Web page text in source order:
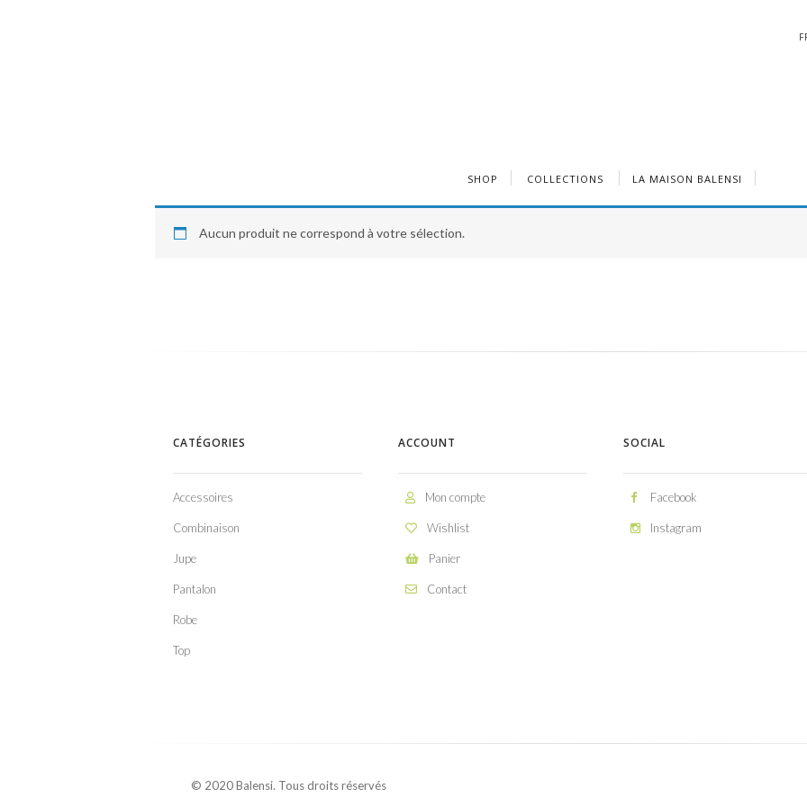
SHOP COLLECTIONS LA MAISON BALENSI
Aucun produit ne correspond à votre sélection.
CATÉGORIES
Accessoires
Combinaison
Jupe
Pantalon
Robe
Top
ACCOUNT
Mon compte
Wishlist
Panier
Contact
SOCIAL
Facebook
Instagram
© 2020 Balensi. Tous droits réservés